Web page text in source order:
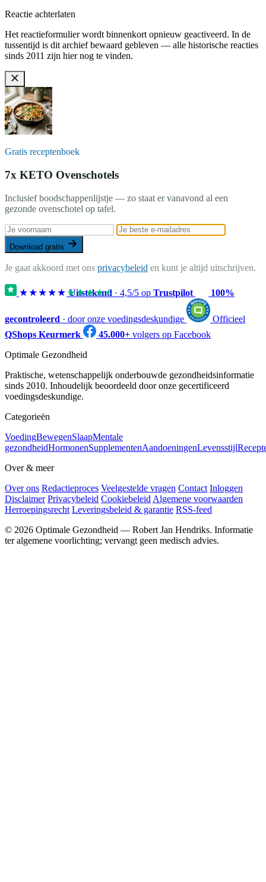
Reactie achterlaten
Het reactieformulier wordt binnenkort opnieuw geactiveerd. In de
tussentijd is dit archief bewaard gebleven — alle historische reacties
sinds 2011 zijn hier nog te vinden.
Gratis receptenboek
7x KETO Ovenschotels
Inclusief boodschappenlijstje — zo staat er vanavond al een
gezonde ovenschotel op tafel.
Download gratis
Je gaat akkoord met ons privacybeleid en kunt je altijd uitschrijven.
★★★★★★★★★★
Uitstekend · 4,5/5 op Trustpilot 100%
gecontroleerd · door onze voedingsdeskundige
Officieel
QShops Keurmerk
45.000+ volgers op Facebook
Optimale Gezondheid
Praktische, wetenschappelijk onderbouwde gezondheidsinformatie
sinds 2010. Inhoudelijk beoordeeld door onze gecertificeerd
voedingsdeskundige.
Categorieën
VoedingBewegenSlaapMentale
gezondheidHormonenSupplementenAandoeningenLevensstijl
Over & meer
Over ons Redactieproces Veelgestelde vragen Contact Inloggen
Disclaimer Privacybeleid Cookiebeleid Algemene voorwaarden
Herroepingsrecht Leveringsbeleid & garantie RSS-feed
© 2026 Optimale Gezondheid — Robert Jan Hendriks. Informatie
ter algemene voorlichting; vervangt geen medisch advies.